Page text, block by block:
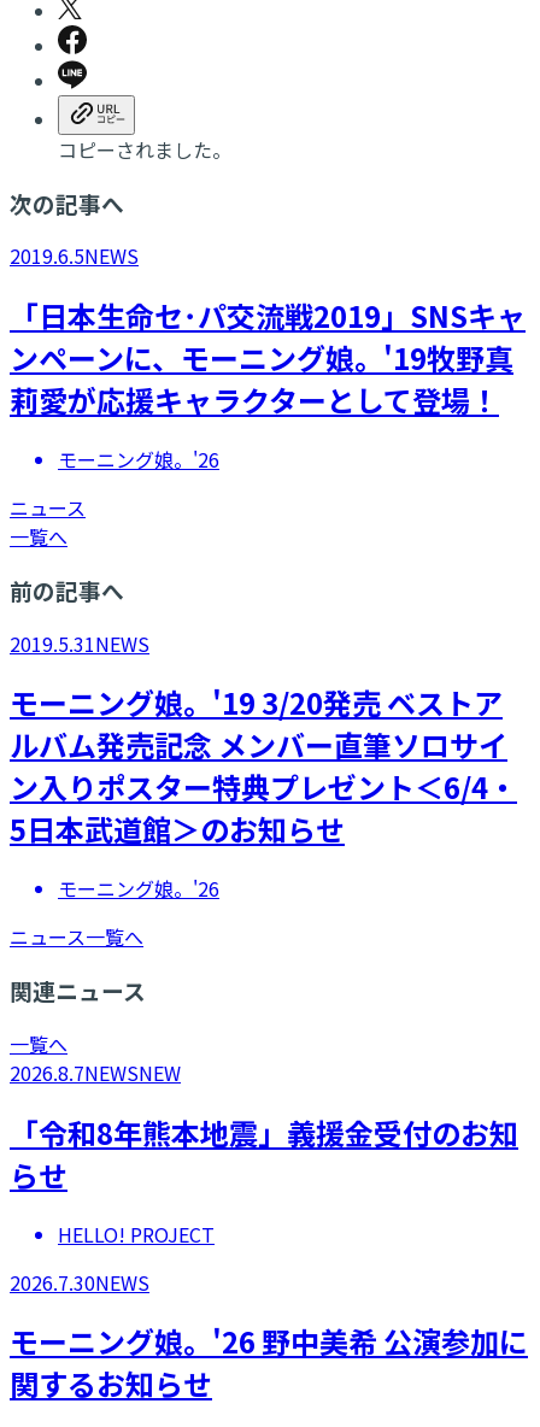
コピーされました。
次の記事へ
2019.6.5NEWS
「日本生命セ･パ交流戦2019」SNSキャ
ンペーンに、モーニング娘。'19牧野真
莉愛が応援キャラクターとして登場！
モーニング娘。'26
ニュース
一覧へ
前の記事へ
2019.5.31NEWS
モーニング娘。'19 3/20発売 ベストア
ルバム発売記念 メンバー直筆ソロサイ
ン入りポスター特典プレゼント＜6/4・
5日本武道館＞のお知らせ
モーニング娘。'26
ニュース一覧へ
関連ニュース
一覧へ
2026.8.7NEWSNEW
「令和8年熊本地震」義援金受付のお知
らせ
HELLO! PROJECT
2026.7.30NEWS
モーニング娘。'26 野中美希 公演参加に
関するお知らせ